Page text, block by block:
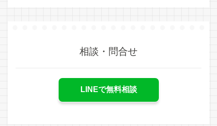
相談・問合せ
LINEで無料相談